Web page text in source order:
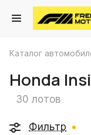
Каталог
Honda
30 лотов
Фильтр